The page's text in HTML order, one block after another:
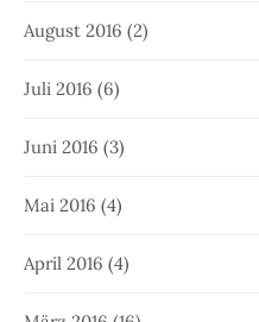
August 2016 (2)
Juli 2016 (6)
Juni 2016 (3)
Mai 2016 (4)
April 2016 (4)